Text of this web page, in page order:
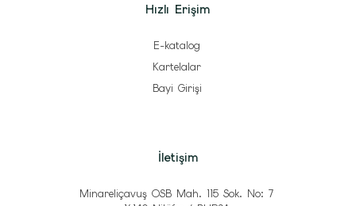
Hızlı Erişim
E-katalog
Kartelalar
Bayi Girişi
İletişim
Minareliçavuş OSB Mah. 115 Sok. No: 7